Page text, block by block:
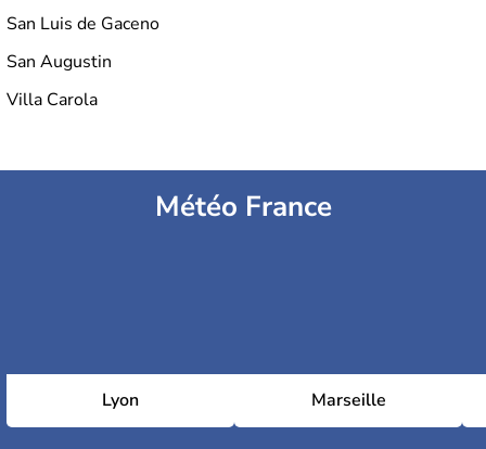
San Luis de Gaceno
San Augustin
Villa Carola
Météo France
Lyon Marseille